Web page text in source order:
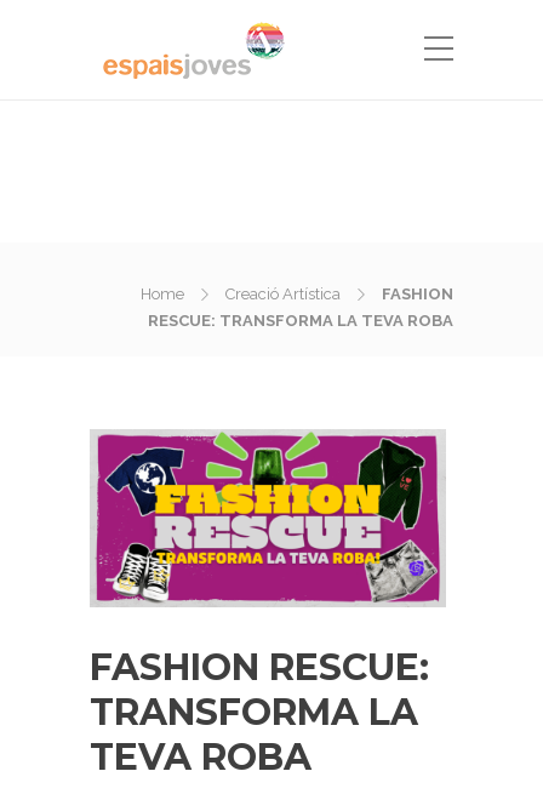
Home Creació Artística
FASHION
RESCUE: TRANSFORMA LA TEVA ROBA
FASHION RESCUE:
TRANSFORMA LA
TEVA ROBA